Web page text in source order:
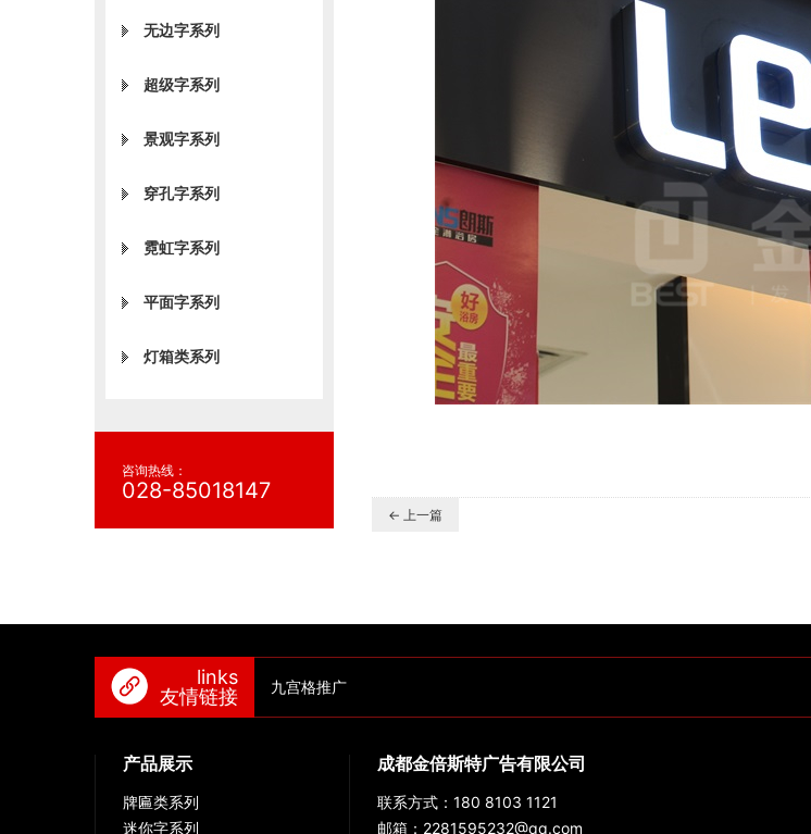
无边字系列
超级字系列
景观字系列
穿孔字系列
霓虹字系列
平面字系列
灯箱类系列
咨询热线：
028-85018147
← 上一篇
links
友情链接
九宫格推广
产品展示
牌匾类系列
迷你字系列
成都金倍斯特广告有限公司
联系方式：180 8103 1121
邮箱：2281595232@qq.com